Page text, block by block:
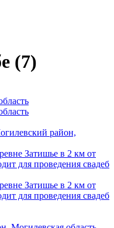
(7)
район,
Затишье в 2 км от
для проведения свадеб
Затишье в 2 км от
для проведения свадеб